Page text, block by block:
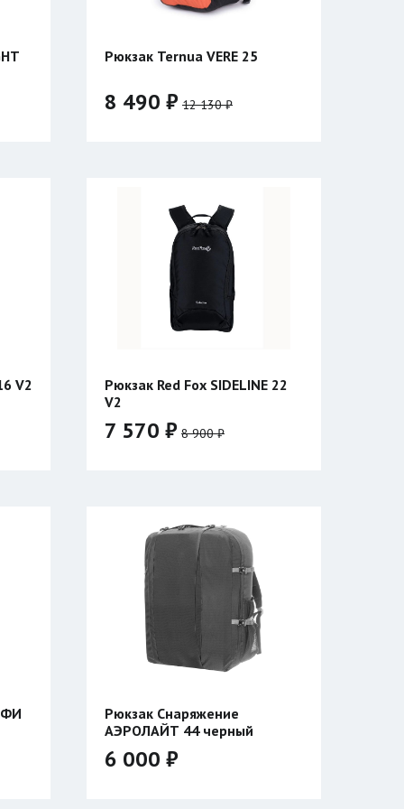
Рюкзак Ternua VERE 25
8 490 ₽ 12 130 ₽
V2
Рюкзак Red Fox SIDELINE 22
V2
7 570 ₽ 8 900 ₽
Рюкзак Снаряжение
АЭРОЛАЙТ 44 черный
6 000 ₽